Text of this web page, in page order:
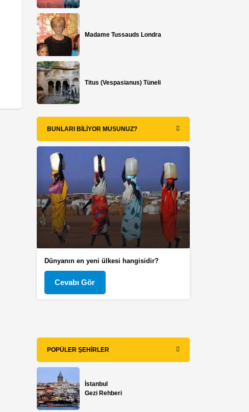
Madame Tussauds Londra
Titus (Vespasianus) Tüneli
BUNLARI BILIYOR MUSUNUZ?
Dünyanın en yeni ülkesi hangisidir?
Cevabı Gör
POPÜLER ŞEHIRLER
İstanbul
Gezi Rehberi